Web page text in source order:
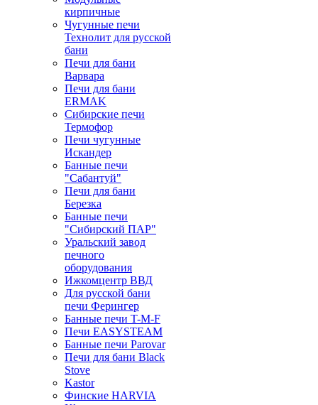
кирпичные
Чугунные печи
Технолит для русской
бани
Печи для бани
Варвара
Печи для бани
ERMAK
Сибирские печи
Термофор
Печи чугунные
Искандер
Банные печи
"Сабантуй"
Печи для бани
Березка
Банные печи
"Сибирский ПАР"
Уральский завод
печного
оборудования
Ижкомцентр ВВД
Для русской бани
печи Ферингер
Банные печи T-M-F
Печи EASYSTEAM
Банные печи Parovar
Печи для бани Black
Stove
Kastor
Финские HARVIA